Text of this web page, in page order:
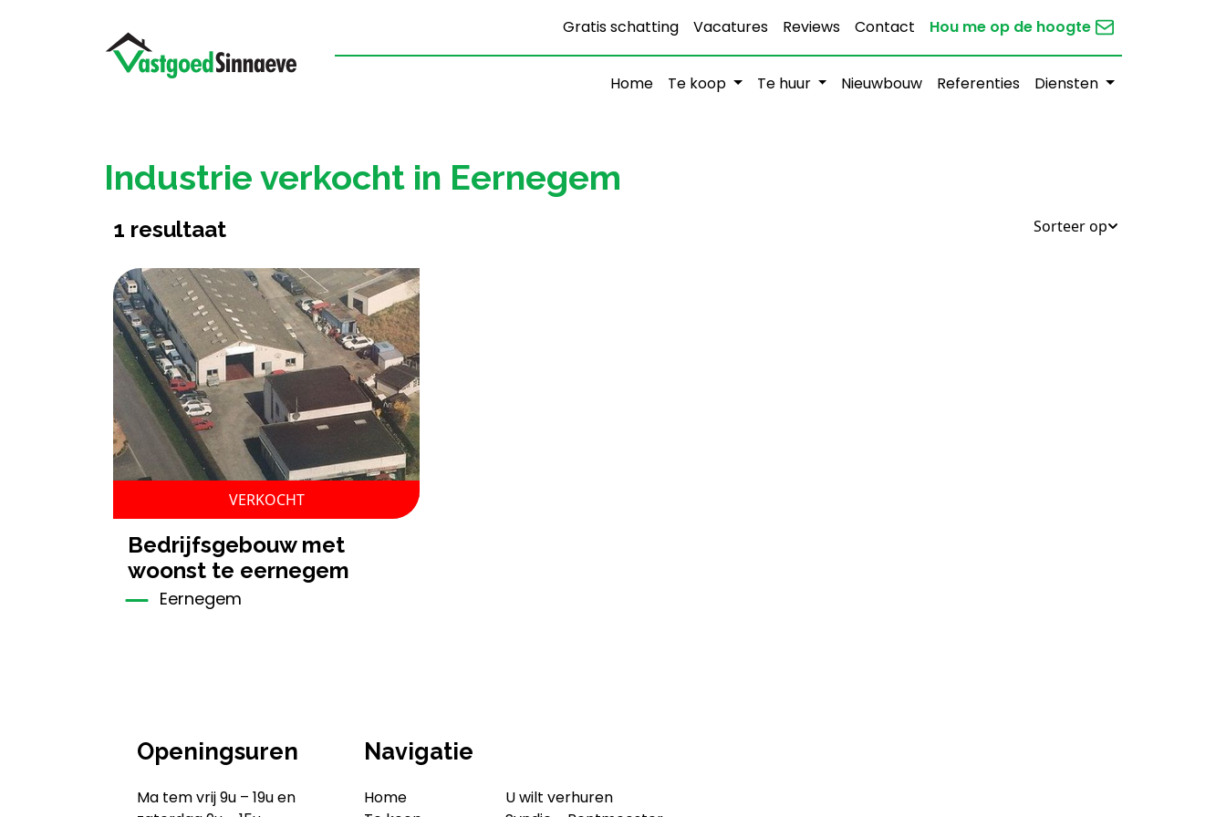
Gratis schatting Vacatures Reviews Contact Hou me op de hoogte
Home Te koop Te huur Nieuwbouw Referenties Diensten
Industrie verkocht in Eernegem
1 resultaat Sorteer op
VERKOCHT
bedrijfsgebouw met
woonst te eernegem
Eernegem
Openingsuren
Ma tem vrij 9u – 19u en
Navigatie
Home
U wilt verhuren